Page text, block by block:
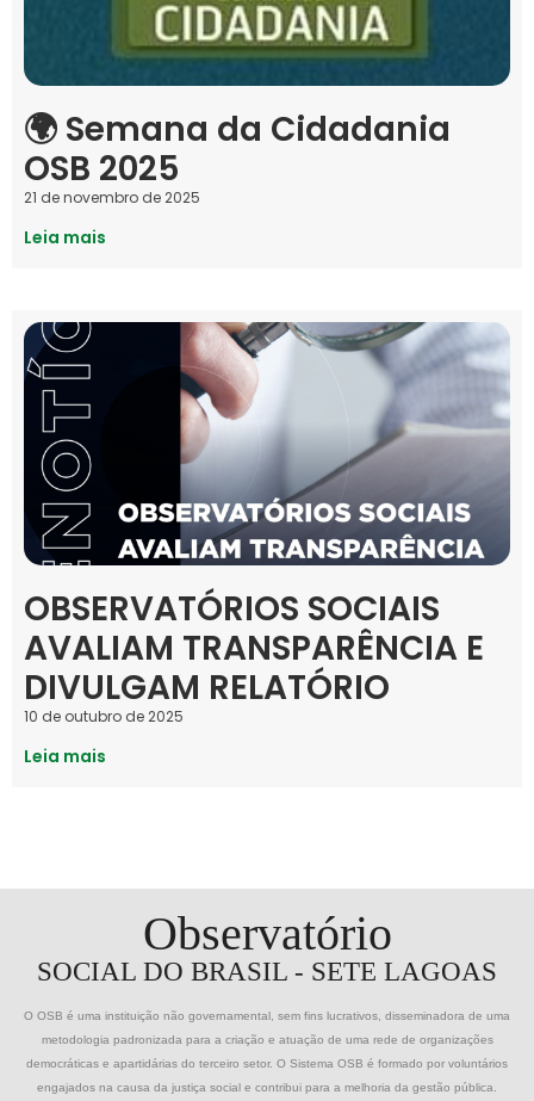
🌍 Semana da Cidadania
OSB 2025
21 de novembro de 2025
Leia mais
OBSERVATÓRIOS SOCIAIS
AVALIAM TRANSPARÊNCIA E
DIVULGAM RELATÓRIO
10 de outubro de 2025
Leia mais
Observatório
SOCIAL DO BRASIL - SETE LAGOAS
O OSB é uma instituição não governamental, sem fins lucrativos, disseminadora de uma
metodologia padronizada para a criação e atuação de uma rede de organizações
democráticas e apartidárias do terceiro setor. O Sistema OSB é formado por voluntários
engajados na causa da justiça social e contribui para a melhoria da gestão pública.